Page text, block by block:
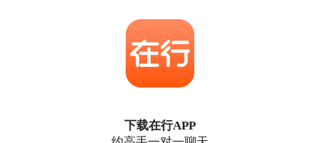
下载在行APP